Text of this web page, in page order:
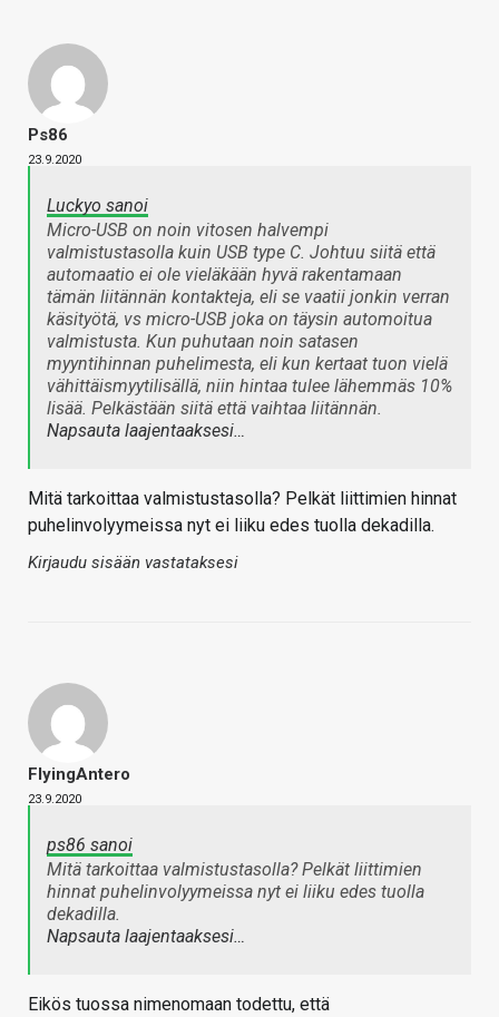
Ps86
23.9.2020
Luckyo sanoi
Micro-USB on noin vitosen halvempi
valmistustasolla kuin USB type C. Johtuu siitä että
automaatio ei ole vieläkään hyvä rakentamaan
tämän liitännän kontakteja, eli se vaatii jonkin verran
käsityötä, vs micro-USB joka on täysin automoitua
valmistusta. Kun puhutaan noin satasen
myyntihinnan puhelimesta, eli kun kertaat tuon vielä
vähittäismyytilisällä, niin hintaa tulee lähemmäs 10%
lisää. Pelkästään siitä että vaihtaa liitännän.
Napsauta laajentaaksesi…
Mitä tarkoittaa valmistustasolla? Pelkät liittimien hinnat
puhelinvolyymeissa nyt ei liiku edes tuolla dekadilla.
Kirjaudu sisään vastataksesi
FlyingAntero
23.9.2020
ps86 sanoi
Mitä tarkoittaa valmistustasolla? Pelkät liittimien
hinnat puhelinvolyymeissa nyt ei liiku edes tuolla
dekadilla.
Napsauta laajentaaksesi…
Eikös tuossa nimenomaan todettu, että